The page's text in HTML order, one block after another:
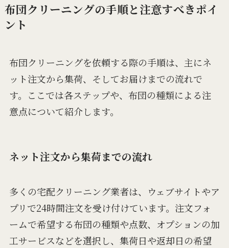
布団クリーニングの手順と注意すべきポイ
ント
布団クリーニングを依頼する際の手順は、主にネ
ット注文から集荷、そしてお届けまでの流れで
す。ここでは各ステップや、布団の種類による注
意点について紹介します。
ネット注文から集荷までの流れ
多くの宅配クリーニング業者は、ウェブサイトやア
プリで24時間注文を受け付けています。注文フォ
ームで希望する布団の種類や点数、オプションの加
工サービスなどを選択し、集荷日や返却日の希望